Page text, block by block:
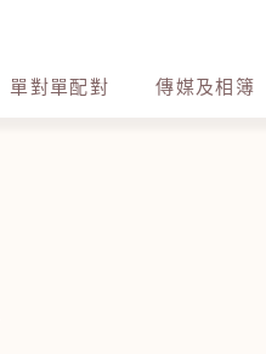
單對單配對 傳媒及相簿